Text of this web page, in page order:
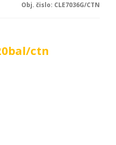
Obj. čislo: CLE7036G/CTN
ctn